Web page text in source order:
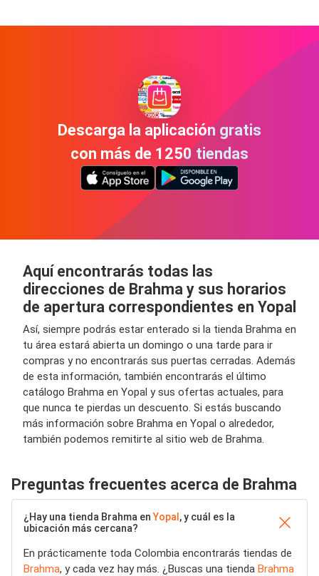
Descarga la aplicación gratis
con más de 1250 tiendas
Aquí encontrarás todas las
direcciones de Brahma y sus horarios
de apertura correspondientes en Yopal
Así, siempre podrás estar enterado si la tienda Brahma en
tu área estará abierta un domingo o una tarde para ir
compras y no encontrarás sus puertas cerradas. Además
de esta información, también encontrarás el último
catálogo Brahma en Yopal y sus ofertas actuales, para
que nunca te pierdas un descuento. Si estás buscando
más información sobre Brahma en Yopal o alrededor,
también podemos remitirte al sitio web de Brahma.
Preguntas frecuentes acerca de Brahma
¿Hay una tienda Brahma enYopal , y cuál es la
ubicación más cercana?
En prácticamente toda Colombia encontrarás tiendas de
Brahma, y cada vez hay más. ¿Buscas una tienda Brahma